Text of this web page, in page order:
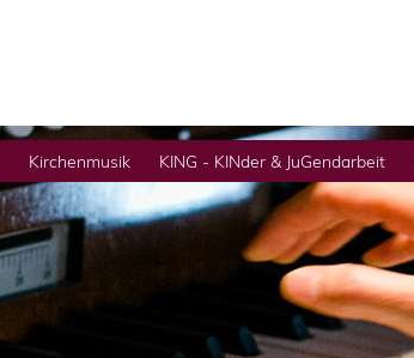
Kirchenmusik KING - KINder & JuGendarbeit